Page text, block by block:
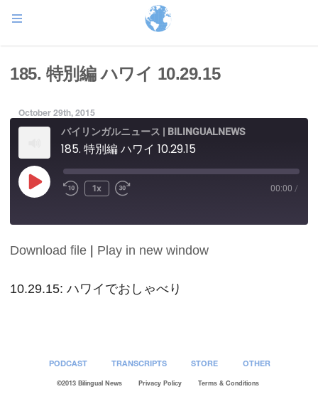
185. 特別編 ハワイ 10.29.15
October 29th, 2015
バイリンガルニュース | BILINGUALNEWS
185. 特別編 ハワイ 10.29.15
Play
Episode
1x 00:00 /
SHARE
LINK
Download file Play in new window
10.29.15: ハワイでおしゃべり
PODCAST TRANSCRIPTS STORE OTHER
©2013 Bilingual News Privacy Policy Terms & Conditions